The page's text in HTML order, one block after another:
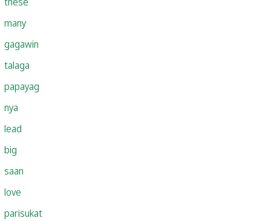
many
gagawin
talaga
papayag
nya
lead
big
saan
love
parisukat